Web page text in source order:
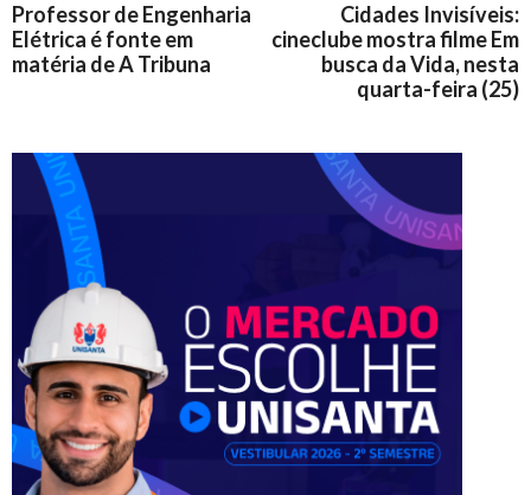
Professor de Engenharia
Elétrica é fonte em
matéria de A Tribuna
Cidades Invisíveis:
cineclube mostra filme Em
busca da Vida, nesta
quarta-feira (25)